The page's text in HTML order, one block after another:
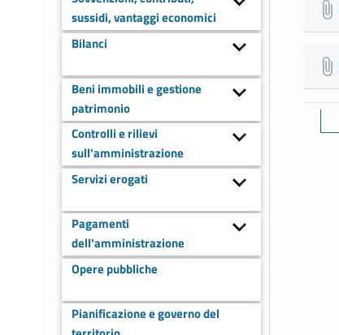
sussidi, vantaggi economici
Bilanci
Beni immobili e gestione
patrimonio
Controlli e rilievi
sull'amministrazione
Servizi erogati
Pagamenti
dell'amministrazione
Opere pubbliche
Pianificazione e governo del